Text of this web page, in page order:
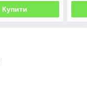
Купити